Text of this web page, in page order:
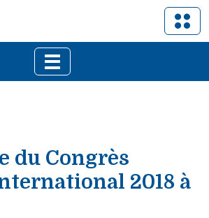
du Congrès
2018 à